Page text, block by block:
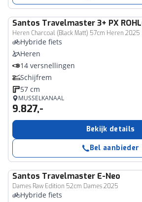
Santos Travelmaster 3+ PX
Heren Charcoal (Black Matt) 57cm Heren 2025
Hybride fiets
Heren
14 versnellingen
Schijfrem
57 cm
MUSSELKANAAL
9.827,-
Bekijk details
Bel aanbieder
Santos Travelmaster E-Neo
Dames Raw Edition 52cm Dames 2025
Hybride fiets